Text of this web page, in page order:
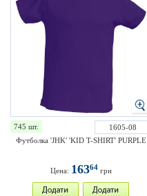
745 шт.
1605-08
Футболка 'JHK' 'KID T-SHIRT' PURPLE
Цена: 16364грн